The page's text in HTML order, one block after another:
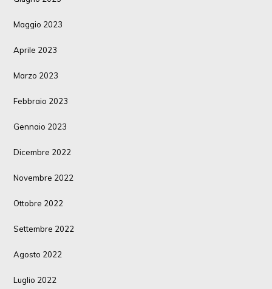
Maggio 2023
Aprile 2023
Marzo 2023
Febbraio 2023
Gennaio 2023
Dicembre 2022
Novembre 2022
Ottobre 2022
Settembre 2022
Agosto 2022
Luglio 2022